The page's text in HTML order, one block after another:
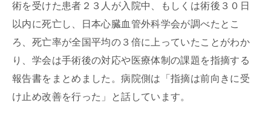
術を受けた患者２３人が入院中、もしくは術後３０日
以内に死亡し、日本心臓血管外科学会が調べたとこ
ろ、死亡率が全国平均の３倍に上っていたことがわか
り、学会は手術後の対応や医療体制の課題を指摘する
報告書をまとめました。病院側は「指摘は前向きに受
け止め改善を行った」と話しています。